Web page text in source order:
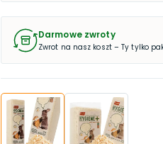
Darmowe zwroty
Zwrot na nasz koszt – Ty tylko